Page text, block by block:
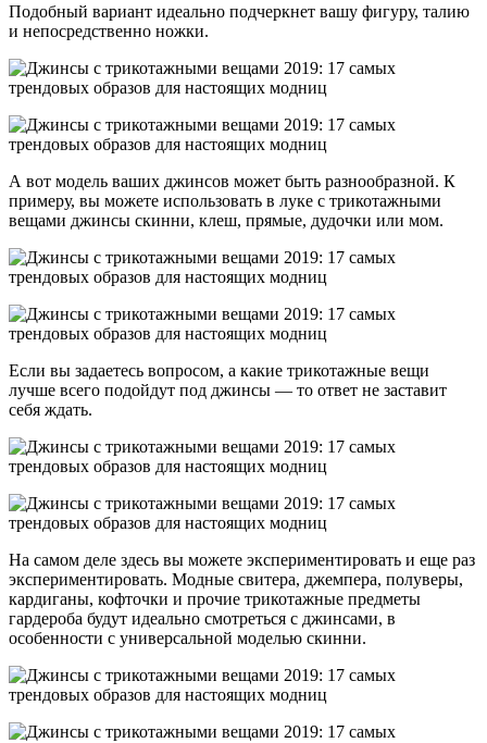
Подобный вариант идеально подчеркнет вашу фигуру, талию
и непосредственно ножки.
А вот модель ваших джинсов может быть разнообразной. К
примеру, вы можете использовать в луке с трикотажными
вещами джинсы скинни, клеш, прямые, дудочки или мом.
Если вы задаетесь вопросом, а какие трикотажные вещи
лучше всего подойдут под джинсы — то ответ не заставит
себя ждать.
На самом деле здесь вы можете экспериментировать и еще раз
экспериментировать. Модные свитера, джемпера, полуверы,
кардиганы, кофточки и прочие трикотажные предметы
гардероба будут идеально смотреться с джинсами, в
особенности с универсальной моделью скинни.